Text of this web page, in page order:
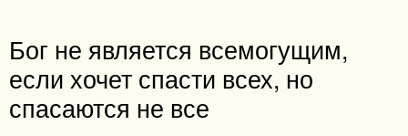
Бог не является всемогущим,
если хочет спасти всех, но
спасаются не все